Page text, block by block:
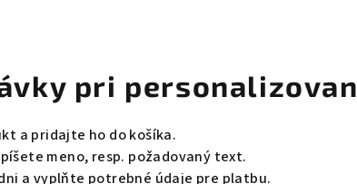
pri
a pridajte ho do košíka.
meno, resp. požadovaný text.
a vyplňte potrebné údaje pre platbu.